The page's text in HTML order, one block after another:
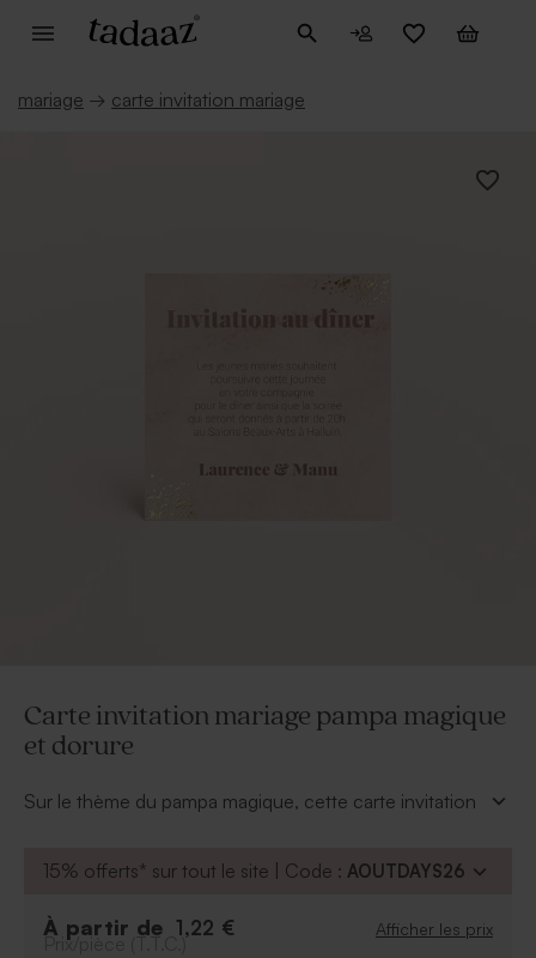
mariage → carte invitation mariage
Carte invitation mariage pampa magique
et dorure
Sur le thème du pampa magique, cette carte invitation
Un rappel de la dorure est du plus bel effet.
15% offerts* sur tout le site | Code : AOUTDAYS26
À partir de 1,22 € Afficher les prix
Prix/pièce (T.T.C.)